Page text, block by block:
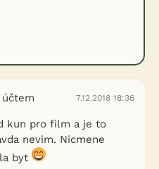
7.12.2018 18:36
kun pro film a je to
nevim. Nicmene
byt